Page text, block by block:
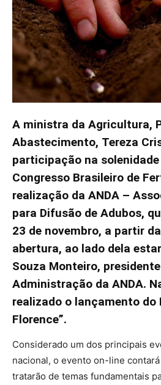
A ministra da Agricultura,
Abastecimento, Tereza
participação na
Congresso Brasileiro de
realização da ANDA –
para Difusão de Adubos,
23 de novembro, a partir
abertura, ao lado dela
Souza Monteiro,
Administração da ANDA.
realizado o lançamento do
Florence”.
Considerado um dos principais
nacional, o evento on-line
tratarão de temas fundamentais